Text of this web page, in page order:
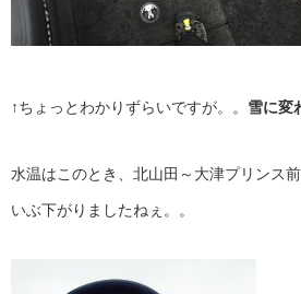
↑ちょっとわかりずらいですが。。 雪に変
水温はこのとき、北山田～大津プリンス
いぶ下がりましたねぇ。。